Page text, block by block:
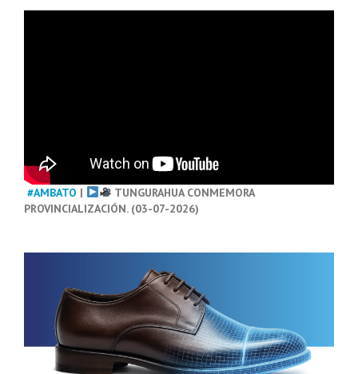
#AMBATO |
TUNGURAHUA CONMEMORA
PROVINCIALIZACIÓN. (03-07-2026)